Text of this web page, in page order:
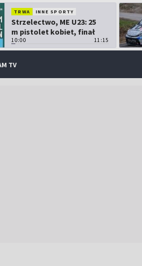
TRWA INNE SPORTY
Strzelectwo, ME U23: 25
m pistolet kobiet, finał
10:00 11:15
TV